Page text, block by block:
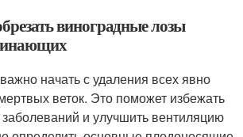
виноградные лозы
начать с удаления всех явно
веток. Это поможет избежать
и улучшить вентиляцию